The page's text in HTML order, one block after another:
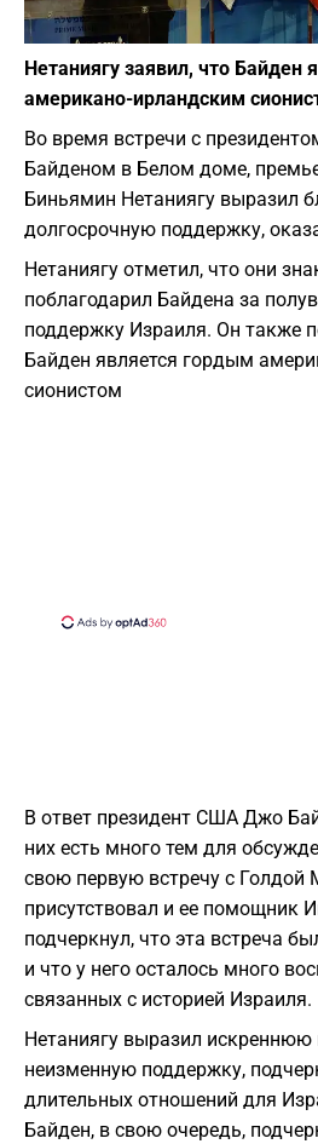
Нетаниягу заявил, что Байден
американо-ирландским
Во время встречи с
Байденом в Белом доме,
Биньямин Нетаниягу выразил
долгосрочную поддержку,
Нетаниягу отметил, что они
поблагодарил Байдена за
поддержку Израиля. Он также
Байден является гордым
сионистом
В ответ президент США Джо
них есть много тем для
свою первую встречу с Голдой
присутствовал и ее помощник
подчеркнул, что эта встреча
и что у него осталось много
связанных с историей Израиля.
Нетаниягу выразил искреннюю
неизменную поддержку,
длительных отношений для
Байден, в свою очередь,